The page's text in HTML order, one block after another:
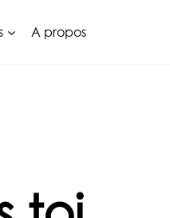
A propos